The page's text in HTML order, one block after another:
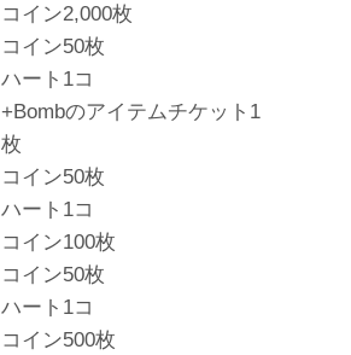
コイン2,000枚
コイン50枚
ハート1コ
+Bombのアイテムチケット1
枚
コイン50枚
ハート1コ
コイン100枚
コイン50枚
ハート1コ
コイン500枚